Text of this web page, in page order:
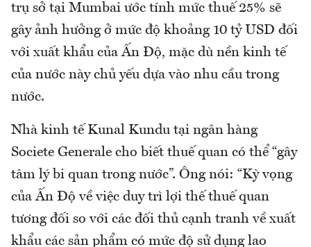
trụ sở tại Mumbai ước tính mức thuế 25% sẽ
gây ảnh hưởng ở mức độ khoảng 10 tỷ USD đối
với xuất khẩu của Ấn Độ, mặc dù nền kinh tế
của nước này chủ yếu dựa vào nhu cầu trong
nước.
Nhà kinh tế Kunal Kundu tại ngân hàng
Societe Generale cho biết thuế quan có thể “gây
tâm lý bi quan trong nước”. Ông nói: “Kỳ vọng
của Ấn Độ về việc duy trì lợi thế thuế quan
tương đối so với các đối thủ cạnh tranh về xuất
khẩu các sản phẩm có mức độ sử dụng lao